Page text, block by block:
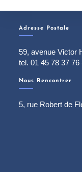
Adresse Postale
59, avenue Victor
tel. 01 45 78 37
Nous Rencontrer
5, rue Robert de